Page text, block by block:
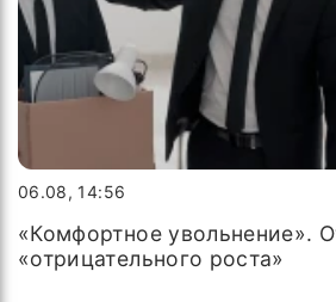
06.08, 14:56
«Комфортное увольнение».
«отрицательного роста»